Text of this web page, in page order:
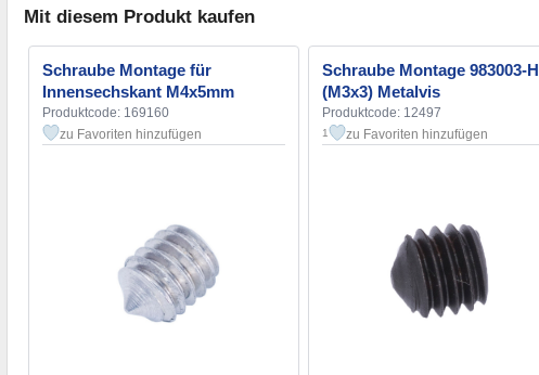
Mit diesem Produkt kaufen
Schraube Montage für
Innensechskant M4x5mm
Produktcode: 169160
zu Favoriten hinzufügen
Schraube Montage 983003-H
(M3x3) Metalvis
Produktcode: 12497
1 zu Favoriten hinzufügen